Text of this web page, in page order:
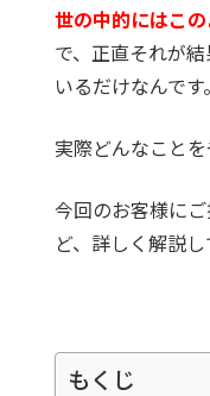
世の中的にはこ
で、正直それが
いるだけなんです
実際どんなこと
今回のお客様に
ど、詳しく解説し
もくじ